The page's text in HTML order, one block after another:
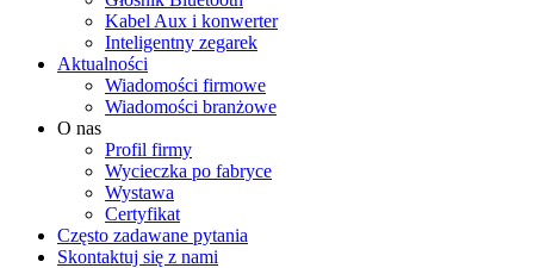
Kabel Aux i konwerter
Inteligentny zegarek
Aktualności
Wiadomości firmowe
Wiadomości branżowe
O nas
Profil firmy
Wycieczka po fabryce
Wystawa
Certyfikat
Często zadawane pytania
Skontaktuj się z nami